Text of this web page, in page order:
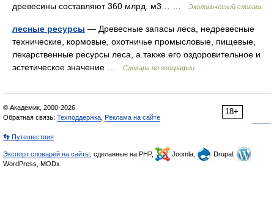
древесины составляют 360 млрд. м3… …
Экологический словарь
лесные ресурсы — Древесные запасы леса, недревесные
технические, кормовые, охотничье промысловые, пищевые,
лекарственные ресурсы леса, а также его оздоровительное и
эстетическое значение …
Словарь по географии
18+
© Академик, 2000-2026
Обратная связь: Техподдержка Реклама на сайте
👣 Путешествия
Экспорт словарей на сайты , сделанные на PHP, Joomla,
Drupal,
WordPress, MODx.